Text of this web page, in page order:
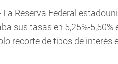
La Reserva Federal
sus tasas en 5,25%-
recorte de tipos de interés